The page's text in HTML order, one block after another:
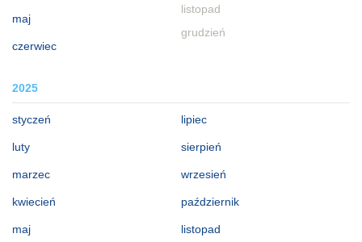
maj
czerwiec
listopad
grudzień
2025
styczeń
luty
marzec
kwiecień
maj
lipiec
sierpień
wrzesień
październik
listopad